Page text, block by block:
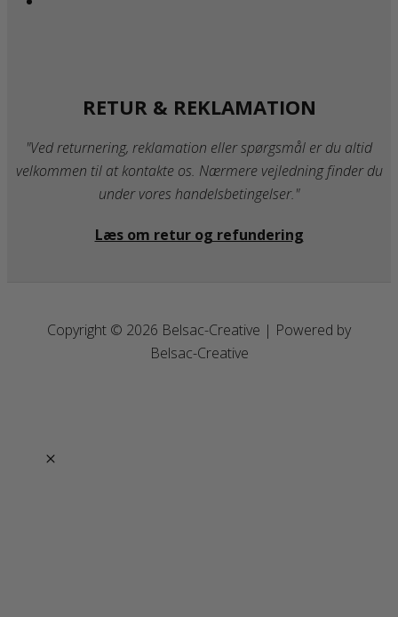
RETUR & REKLAMATION
"Ved returnering, reklamation eller spørgsmål er du altid
velkommen til at kontakte os. Nærmere vejledning finder du
under vores handelsbetingelser."
Læs om retur og refundering
Copyright © 2026 Belsac-Creative | Powered by
Belsac-Creative